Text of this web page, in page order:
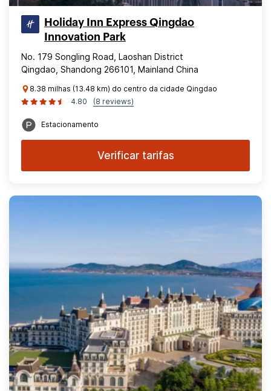
Holiday Inn Express Qingdao
Innovation Park
No. 179 Songling Road, Laoshan District
Qingdao, Shandong 266101, Mainland China
8.38 milhas (13.48 km) do centro da cidade Qingdao
4.80
(8 reviews)
Estacionamento
Verificar tarifas